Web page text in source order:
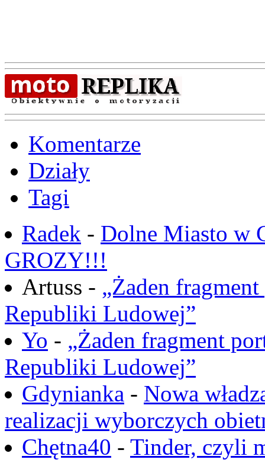
Komentarze
Działy
Tagi
Radek - Dolne Miasto w
GROZY!!!
Artuss - „Żaden
Republiki Ludowej”
Yo - „Żaden fragment
Republiki Ludowej”
Gdynianka - Nowa
realizacji wyborczych
Chętna40 - Tinder, czyli